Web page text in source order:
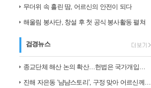
무더위 속 흘린 땀, 어르신의 안전이 되다
해울림 봉사단, 창설 후 첫 공식 봉사활동 펼쳐
검경뉴스
종교단체 해산 논의 확산…헌법은 국가개입의 한계를 어떻게 보나
진해 자은동 ‘냠냠스토리’, 구정 맞아 어르신께 ‘따뜻한 한 끼, 떡국’…